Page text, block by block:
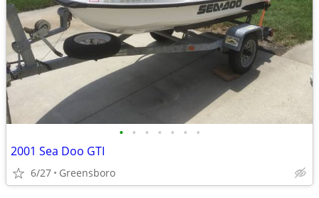
• • • • • • •
2001 Sea Doo GTI
6/27 Greensboro